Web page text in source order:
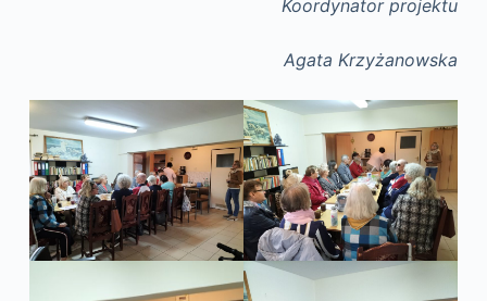
Koordynator projektu
Agata Krzyżanowska